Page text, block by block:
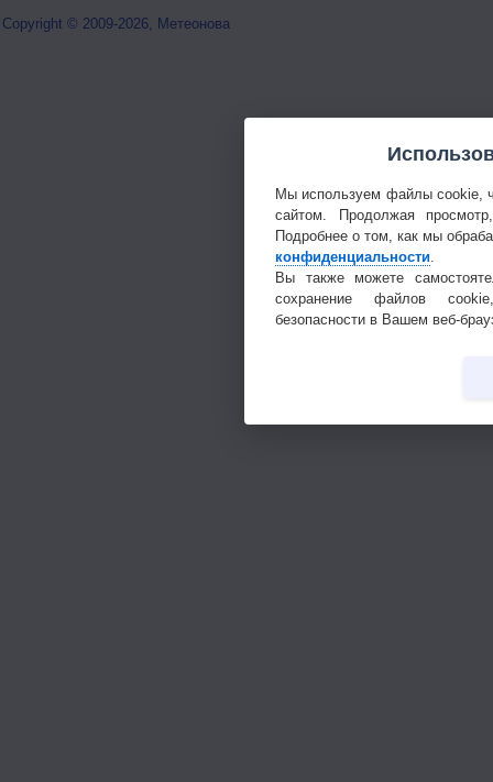
Copyright © 2009-2026, Метеонова
Мы используем файлы cookie,
сайтом. Продолжая
Подробнее о том, как мы
конфиденциальности.
Вы также можете
сохранение файлов
безопасности в Вашем веб-